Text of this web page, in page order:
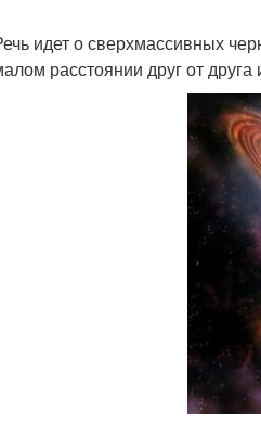
идет о сверхмассивных
расстоянии друг от